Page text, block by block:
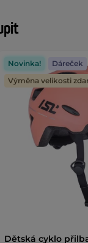
Dětská cyklo
Novinka!
Dáreček
Výměna velikosti